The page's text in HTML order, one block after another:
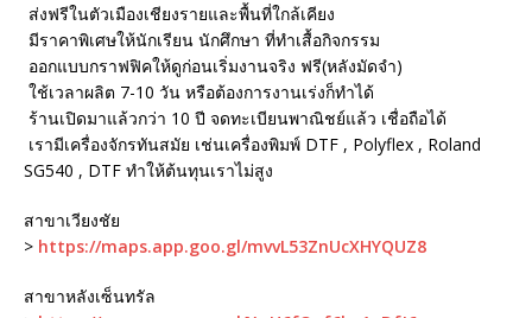
ส่งฟรีในตัวเมืองเชียงรายและพื้นที่ใกล้เคียง
มีราคาพิเศษให้นักเรียน นักศึกษา ที่ทำเสื้อกิจกรรม
ออกแบบกราฟฟิคให้ดูก่อนเริ่มงานจริง ฟรี(หลังมัดจำ)
ใช้เวลาผลิต 7-10 วัน หรือต้องการงานเร่งก็ทำได้
ร้านเปิดมาแล้วกว่า 10 ปี จดทะเบียนพาณิชย์แล้ว เชื่อถือได้
เรามีเครื่องจักรทันสมัย เช่นเครื่องพิมพ์ DTF , Polyflex , Roland
SG540 , DTF ทำให้ต้นทุนเราไม่สูง
สาขาเวียงชัย
> https://maps.app.goo.gl/mvvL53ZnUcXHYQUZ8
สาขาหลังเซ็นทรัล